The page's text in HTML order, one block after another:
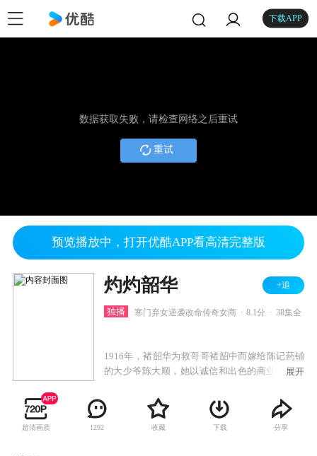
下载APP
数据获取失败，请检查网络之后重试
重试
预览播放中，打开优酷APP看高清完整版
灼灼韶华 +追
独播 寒门弃女逆袭改命传奇女商 8.1分 38集全
1916年，褚韶华为救哥哥褚韶中而嫁给陈记药铺
的大少爷陈大顺，她以诚信和出色的商业才能得
意外去世后，陈二顺继承药铺并败光家财，药铺
陷入绝境。褚韶华在艰辛努力下，开了华顺药铺
养活一家老小。褚韶华决意携手初恋情人夏初开
展开
超清画质 1292 收藏 下载 分享